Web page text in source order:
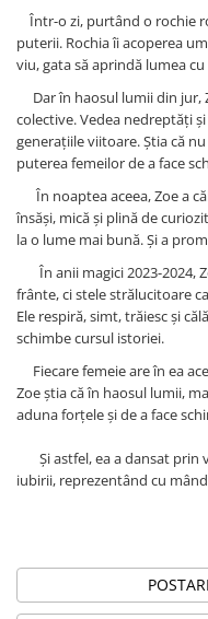
Într-o zi, purtând o rochie
puterii. Rochia îi acoperea
viu, gata să aprindă lumea cu
Dar în haosul lumii din jur,
colective. Vedea nedreptăți
generațiile viitoare. Știa că
puterea femeilor de a face
În noaptea aceea, Zoe a
însăși, mică și plină de
la o lume mai bună. Și a
În anii magici 2023-2024,
frânte, ci stele strălucitoare
Ele respiră, simt, trăiesc și
schimbe cursul istoriei.
Fiecare femeie are în ea
Zoe știa că în haosul lumii,
aduna forțele și de a face
Și astfel, ea a dansat prin
iubirii, reprezentând cu